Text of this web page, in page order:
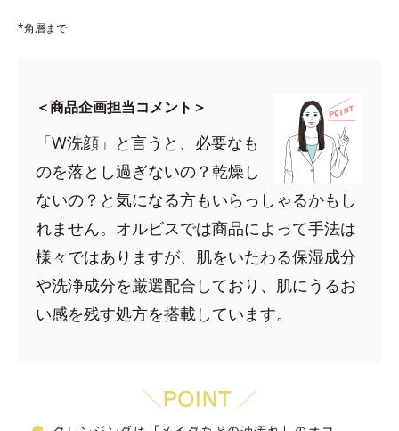
*角層まで
＜商品企画担当コメント＞
「W洗顔」と言うと、必要なも
のを落とし過ぎないの？乾燥し
ないの？と気になる方もいらっしゃるかもし
れません。オルビスでは商品によって手法は
様々ではありますが、肌をいたわる保湿成分
や洗浄成分を厳選配合しており、肌にうるお
い感を残す処方を搭載しています。